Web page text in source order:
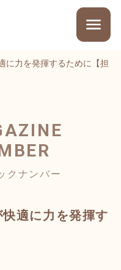
に力を発揮するために【担
クナンバー
適に力を発揮す